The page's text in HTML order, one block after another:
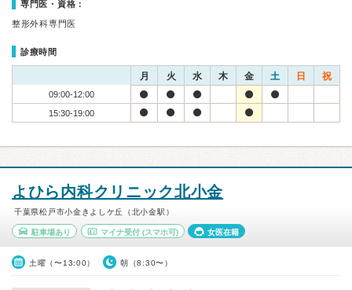
専門医・資格：
整形外科専門医
診療時間
月 火 水 木 金 土 日 祝
09:00-12:00
15:30-19:00
よひら内科クリニック北小金
千葉県松戸市小金きよしケ丘（北小金駅）
駐車場あり マイナ受付(スマホ可) 女医在籍
土曜（〜13:00） 朝（8:30〜）